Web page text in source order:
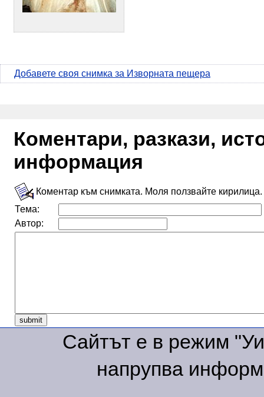
Добавете своя снимка за Изворната пещера
Коментари, разкази,
информация
Коментар към снимката. Моля ползвайте кирилица.
Тема:
Автор:
Сайтът е в режим
напрупва